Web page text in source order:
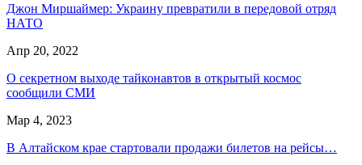
Джон Миршаймер: Украину превратили в передовой отряд
НАТО
Апр 20, 2022
О секретном выходе тайконавтов в открытый космос
сообщили СМИ
Мар 4, 2023
В Алтайском крае стартовали продажи билетов на рейсы…